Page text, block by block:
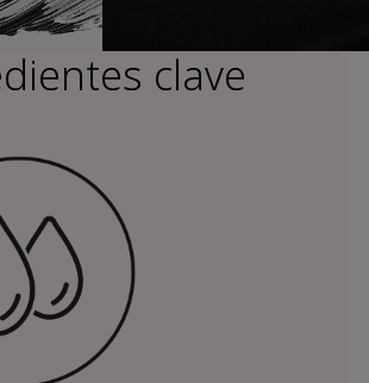
clave